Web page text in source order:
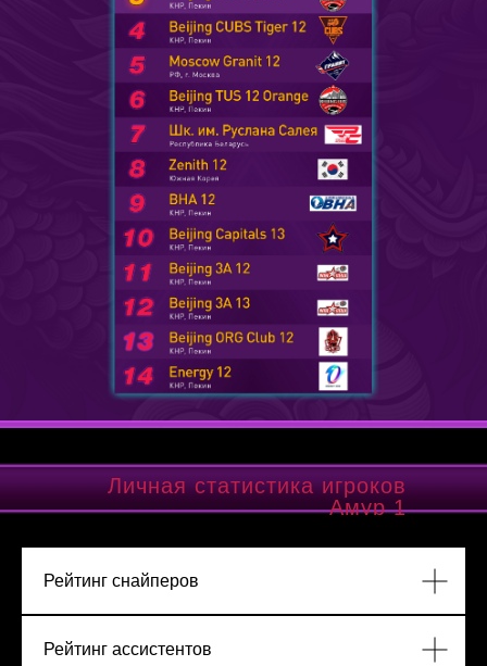
Личная статистика игроков
Амур 1
Рейтинг снайперов
Рейтинг ассистентов